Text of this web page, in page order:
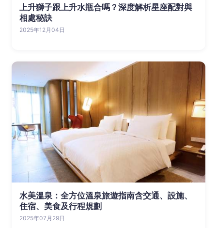
上升獅子跟上升水瓶合嗎？深度解析星座配對與
相處秘訣
2025年12月04日
水美溫泉：全方位溫泉旅遊指南含交通、設施、
住宿、美食及行程規劃
2025年07月29日